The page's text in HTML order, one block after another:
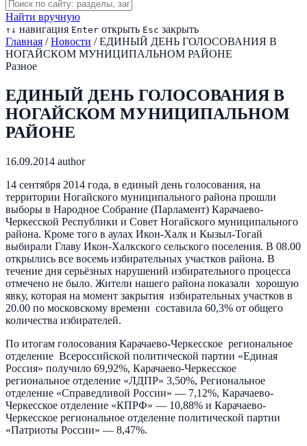
Найти вручную
↑ ↓ навигация Enter открыть Esc закрыть
Главная / Новости / ЕДИНЫЙ ДЕНЬ ГОЛОСОВАНИЯ В
НОГАЙСКОМ МУНИЦИПАЛЬНОМ РАЙОНЕ
Разное
ЕДИНЫЙ ДЕНЬ ГОЛОСОВАНИЯ В
НОГАЙСКОМ МУНИЦИПАЛЬНОМ
РАЙОНЕ
16.09.2014 author
14 сентября 2014 года, в единый день голосования, на
территории Ногайского муниципального района прошли
выборы в Народное Собрание (Парламент) Карачаево-
Черкесской Республики и Совет Ногайского муниципального
района. Кроме того в аулах Икон-Халк и Кызыл-Тогай
выбирали Главу Икон-Халкского сельского поселения. В 08.00
открылись все восемь избирательных участков района. В
течение дня серьёзных нарушений избирательного процесса
отмечено не было. Жители нашего района показали хорошую
явку, которая на момент закрытия избирательных участков в
20.00 по московскому времени составила 60,3% от общего
количества избирателей.
По итогам голосования Карачаево-Черкесское региональное
отделение Всероссийской политической партии «Единая
Россия» получило 69,92%, Карачаево-Черкесское
региональное отделение «ЛДПР» 3,50%, Региональное
отделение «Справедливой России» — 7,12%, Карачаево-
Черкесское отделение «КПРФ» — 10,88% и Карачаево-
Черкесское региональное отделение политической партии
«Патриоты России» — 8,47%.